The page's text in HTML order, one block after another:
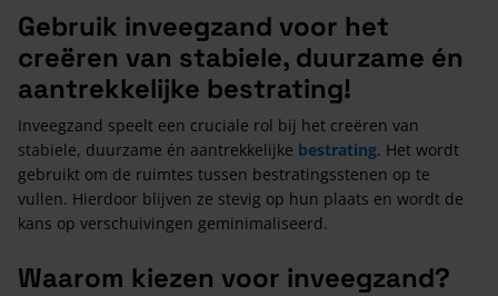
Gebruik inveegzand voor het
creëren van stabiele, duurzame én
aantrekkelijke bestrating!
Inveegzand speelt een cruciale rol bij het creëren van
stabiele, duurzame én aantrekkelijke bestrating. Het wordt
gebruikt om de ruimtes tussen bestratingsstenen op te
vullen. Hierdoor blijven ze stevig op hun plaats en wordt de
kans op verschuivingen geminimaliseerd.
Waarom kiezen voor inveegzand?